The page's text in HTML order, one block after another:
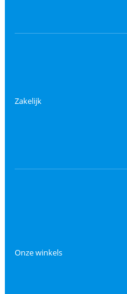
Zakelijk
Onze winkels